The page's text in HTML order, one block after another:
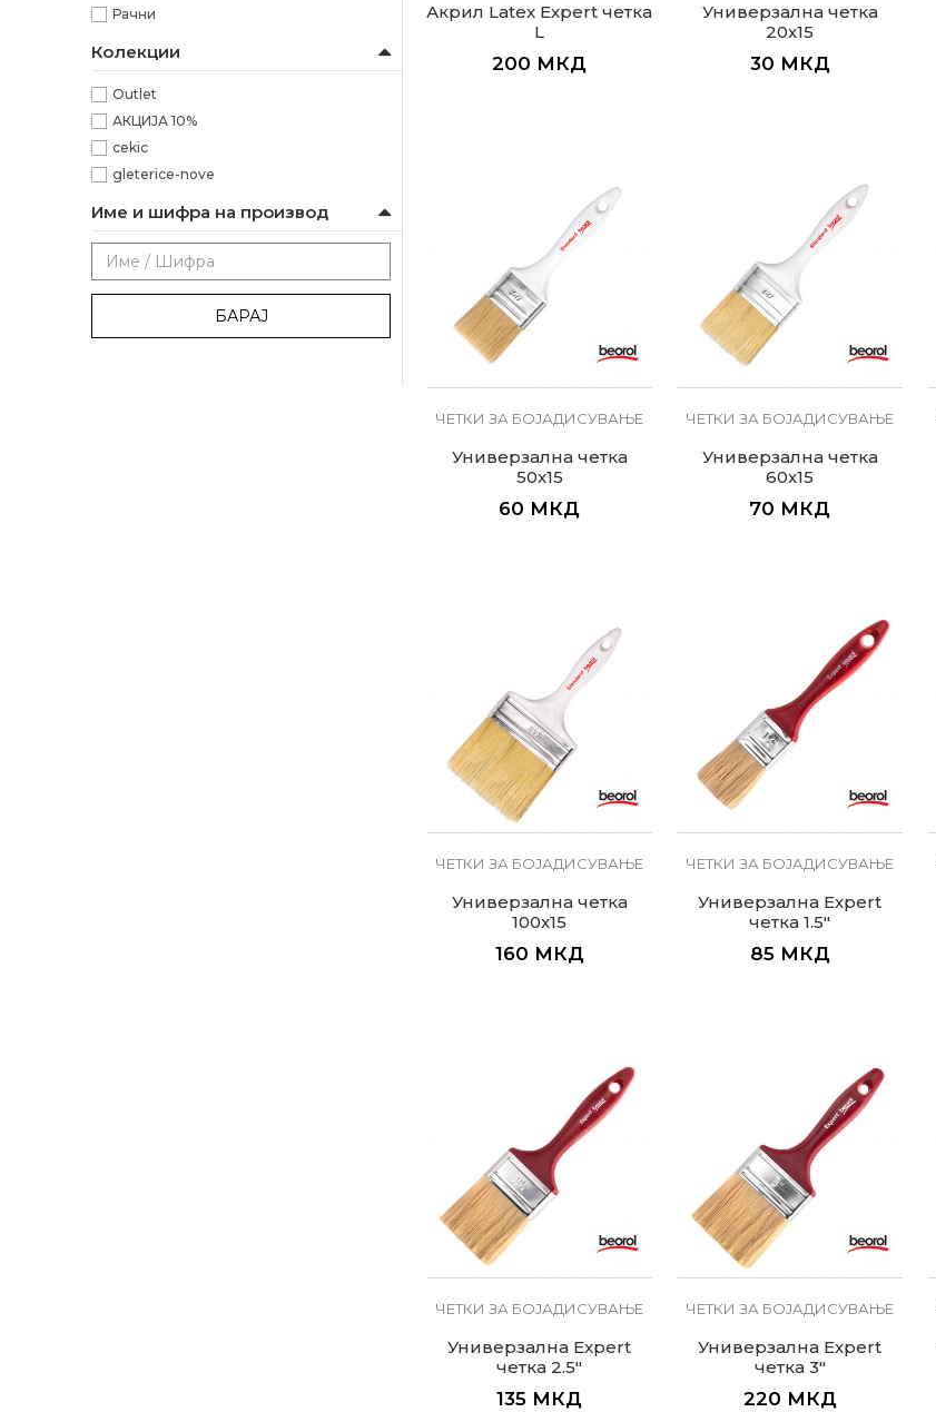
Рачни
Колекции
Outlet
АКЦИЈА 10%
cekic
gleterice-nove
Име и шифра на производ
БАРАЈ
Акрил Latex Expert четка
L
200 МКД
Универзална четка
20x15
30 МКД
ЧЕТКИ ЗА БОЈАДИСУВАЊЕ
Универзална четка
50x15
60 МКД
ЧЕТКИ ЗА БОЈАДИСУВАЊЕ
Универзална четка
60x15
70 МКД
ЧЕТКИ ЗА БОЈАДИСУВАЊЕ
Универзална четка
100x15
160 МКД
ЧЕТКИ ЗА БОЈАДИСУВАЊЕ
Универзална Expert
четка 1.5"
85 МКД
ЧЕТКИ ЗА БОЈАДИСУВАЊЕ
Универзална Expert
четка 2.5"
135 МКД
ЧЕТКИ ЗА БОЈАДИСУВАЊЕ
Универзална Expert
четка 3"
220 МКД